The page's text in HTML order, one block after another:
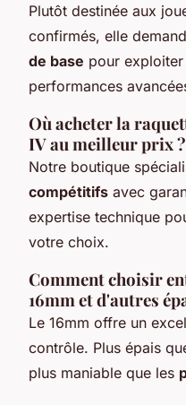
Plutôt destinée aux
confirmés, elle
de base pour
performances
Où acheter la
IV au meilleur prix ?
Notre boutique
compétitifs avec
expertise technique
votre choix.
Comment choisir
16mm et d'autres
Le 16mm offre un
contrôle. Plus épais
plus maniable que les